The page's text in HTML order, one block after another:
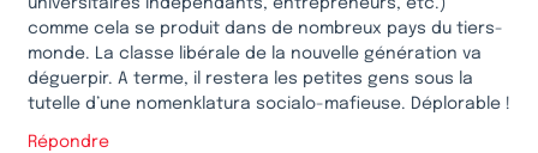
comme cela se produit dans de nombreux pays du tiers-
monde. La classe libérale de la nouvelle génération va
déguerpir. A terme, il restera les petites gens sous la
tutelle d’une nomenklatura socialo-mafieuse. Déplorable !
Répondre